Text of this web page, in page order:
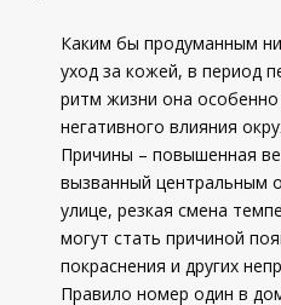
Каким бы продуманным
уход за кожей, в период
ритм жизни она особенно
негативного влияния
Причины – повышенная
вызванный центральным
улице, резкая смена
могут стать причиной
покраснения и других
Правило номер один в